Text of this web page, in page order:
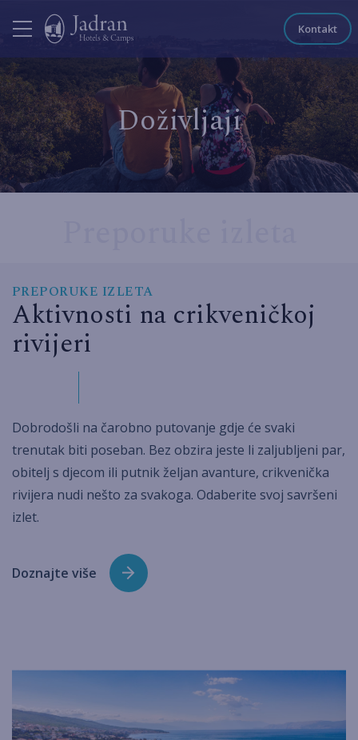
Kontakt
Doživljaji
PREPORUKE IZLETA
Aktivnosti na crikveničkoj
rivijeri
Dobrodošli na čarobno putovanje gdje će svaki
trenutak biti poseban. Bez obzira jeste li zaljubljeni par,
obitelj s djecom ili putnik željan avanture, crikvenička
rivijera nudi nešto za svakoga. Odaberite svoj savršeni
izlet.
Doznajte više